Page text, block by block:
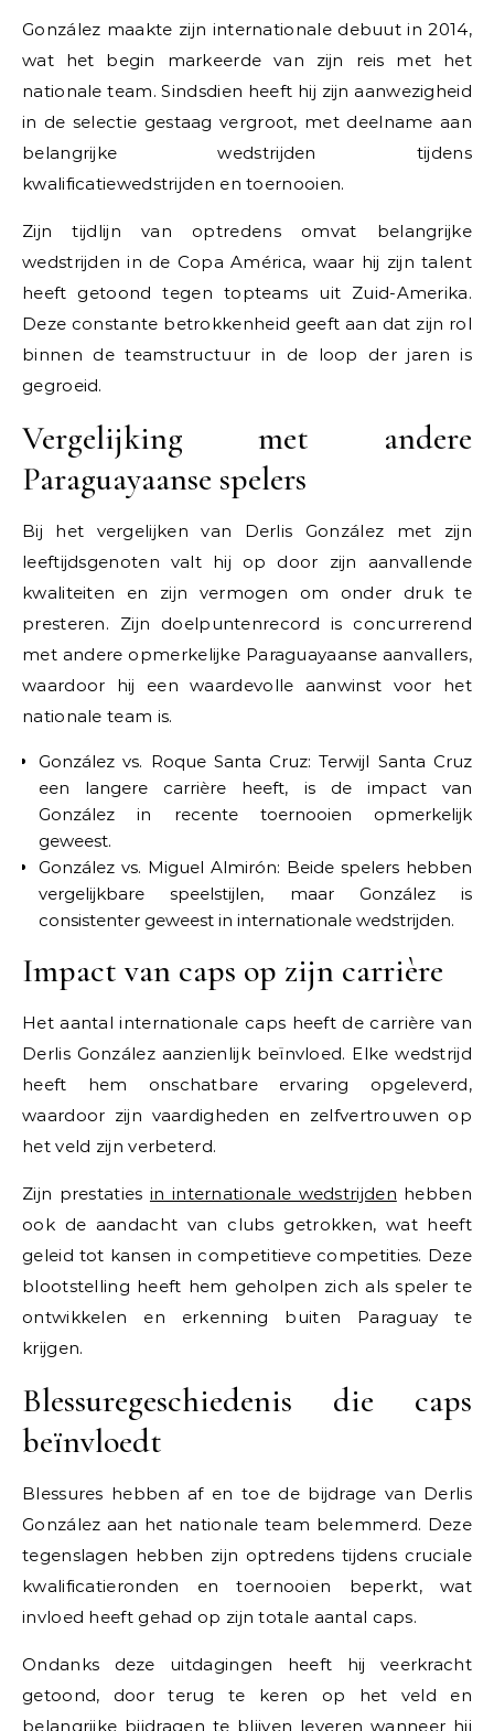
González maakte zijn internationale debuut in 2014,
wat het begin markeerde van zijn reis met het
nationale team. Sindsdien heeft hij zijn aanwezigheid
in de selectie gestaag vergroot, met deelname aan
belangrijke wedstrijden tijdens
kwalificatiewedstrijden en toernooien.
Zijn tijdlijn van optredens omvat belangrijke
wedstrijden in de Copa América, waar hij zijn talent
heeft getoond tegen topteams uit Zuid-Amerika.
Deze constante betrokkenheid geeft aan dat zijn rol
binnen de teamstructuur in de loop der jaren is
gegroeid.
Vergelijking met andere
Paraguayaanse spelers
Bij het vergelijken van Derlis González met zijn
leeftijdsgenoten valt hij op door zijn aanvallende
kwaliteiten en zijn vermogen om onder druk te
presteren. Zijn doelpuntenrecord is concurrerend
met andere opmerkelijke Paraguayaanse aanvallers,
waardoor hij een waardevolle aanwinst voor het
nationale team is.
González vs. Roque Santa Cruz: Terwijl Santa Cruz
een langere carrière heeft, is de impact van
González in recente toernooien opmerkelijk
geweest.
González vs. Miguel Almirón: Beide spelers hebben
vergelijkbare speelstijlen, maar González is
consistenter geweest in internationale wedstrijden.
Impact van caps op zijn carrière
Het aantal internationale caps heeft de carrière van
Derlis González aanzienlijk beïnvloed. Elke wedstrijd
heeft hem onschatbare ervaring opgeleverd,
waardoor zijn vaardigheden en zelfvertrouwen op
het veld zijn verbeterd.
Zijn prestaties in internationale wedstrijden hebben
ook de aandacht van clubs getrokken, wat heeft
geleid tot kansen in competitieve competities. Deze
blootstelling heeft hem geholpen zich als speler te
ontwikkelen en erkenning buiten Paraguay te
krijgen.
Blessuregeschiedenis die caps
beïnvloedt
Blessures hebben af en toe de bijdrage van Derlis
González aan het nationale team belemmerd. Deze
tegenslagen hebben zijn optredens tijdens cruciale
kwalificatieronden en toernooien beperkt, wat
invloed heeft gehad op zijn totale aantal caps.
Ondanks deze uitdagingen heeft hij veerkracht
getoond, door terug te keren op het veld en
belangrijke bijdragen te blijven leveren wanneer hij